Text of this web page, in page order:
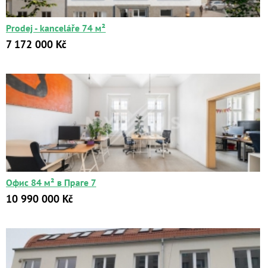
Prodej - kanceláře 74 м²
7 172 000 Kč
Офис 84 м² в Праге 7
10 990 000 Kč